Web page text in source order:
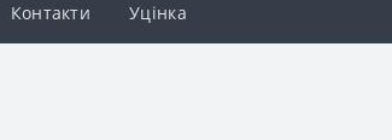
Контакти Уцінка